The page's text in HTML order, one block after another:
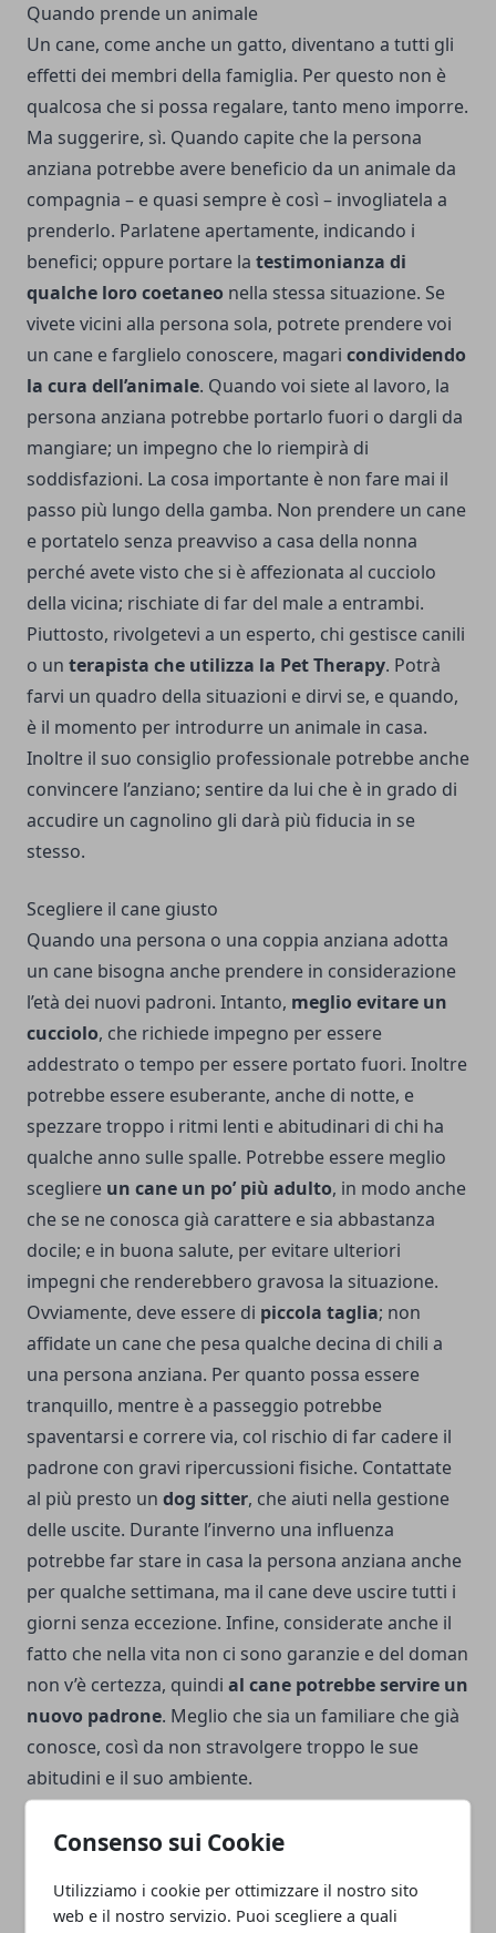
Consenso sui Cookie
Utilizziamo i cookie per ottimizzare il nostro sito
web e il nostro servizio. Puoi scegliere a quali
Quando prende un animale
Un cane, come anche un gatto, diventano a tutti gli
effetti dei membri della famiglia. Per questo non è
qualcosa che si possa regalare, tanto meno imporre.
Ma suggerire, sì. Quando capite che la persona
anziana potrebbe avere beneficio da un animale da
compagnia – e quasi sempre è così – invogliatela a
prenderlo. Parlatene apertamente, indicando i
benefici; oppure portare la testimonianza di
qualche loro coetaneo nella stessa situazione. Se
vivete vicini alla persona sola, potrete prendere voi
un cane e farglielo conoscere, magari condividendo
la cura dell’animale. Quando voi siete al lavoro, la
persona anziana potrebbe portarlo fuori o dargli da
mangiare; un impegno che lo riempirà di
soddisfazioni. La cosa importante è non fare mai il
passo più lungo della gamba. Non prendere un cane
e portatelo senza preavviso a casa della nonna
perché avete visto che si è affezionata al cucciolo
della vicina; rischiate di far del male a entrambi.
Piuttosto, rivolgetevi a un esperto, chi gestisce canili
o un terapista che utilizza la Pet Therapy. Potrà
farvi un quadro della situazioni e dirvi se, e quando,
è il momento per introdurre un animale in casa.
Inoltre il suo consiglio professionale potrebbe anche
convincere l’anziano; sentire da lui che è in grado di
accudire un cagnolino gli darà più fiducia in se
stesso.
Scegliere il cane giusto
Quando una persona o una coppia anziana adotta
un cane bisogna anche prendere in considerazione
l’età dei nuovi padroni. Intanto, meglio evitare un
cucciolo, che richiede impegno per essere
addestrato o tempo per essere portato fuori. Inoltre
potrebbe essere esuberante, anche di notte, e
spezzare troppo i ritmi lenti e abitudinari di chi ha
qualche anno sulle spalle. Potrebbe essere meglio
scegliere un cane un po’ più adulto, in modo anche
che se ne conosca già carattere e sia abbastanza
docile; e in buona salute, per evitare ulteriori
impegni che renderebbero gravosa la situazione.
Ovviamente, deve essere di piccola taglia; non
affidate un cane che pesa qualche decina di chili a
una persona anziana. Per quanto possa essere
tranquillo, mentre è a passeggio potrebbe
spaventarsi e correre via, col rischio di far cadere il
padrone con gravi ripercussioni fisiche. Contattate
al più presto un dog sitter, che aiuti nella gestione
delle uscite. Durante l’inverno una influenza
potrebbe far stare in casa la persona anziana anche
per qualche settimana, ma il cane deve uscire tutti i
giorni senza eccezione. Infine, considerate anche il
fatto che nella vita non ci sono garanzie e del doman
non v’è certezza, quindi al cane potrebbe servire un
nuovo padrone. Meglio che sia un familiare che già
conosce, così da non stravolgere troppo le sue
abitudini e il suo ambiente.
Facebook
TwitterWhatsapp